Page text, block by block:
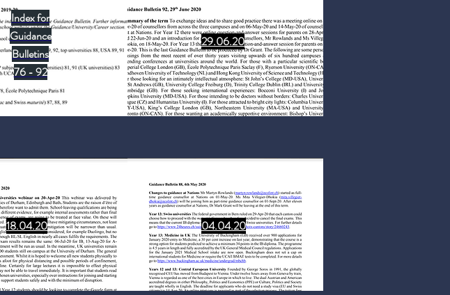
Index for
Guidance
Bulletins
76 - 92
29.06.20
18.04.20 04.04.20